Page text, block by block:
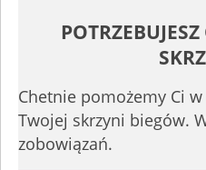
Chetnie pomożemy Ci
Twojej skrzyni biegów.
zobowiązań.